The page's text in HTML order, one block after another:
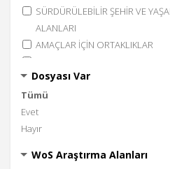
SÜRDÜRÜLEBİLİR ŞEHİR VE
ALANLARI
AMAÇLAR İÇİN ORTAKLIKLAR
NİTELİKLİ EĞİTİM
YOKSULLUĞA SON
TEMİZ SU VE SIHHİ KOŞULLAR
SUDAKİ YAŞAM
CİNSİYET EŞİTLİĞİ
Dosyası Var
Tümü
Evet
Hayır
WoS Araştırma Alanları